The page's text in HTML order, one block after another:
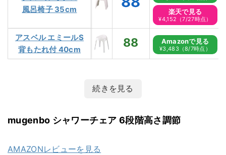
風呂椅子 35cm
楽天で見る
¥4,152（7/27時点）
アスベル エミールS
背もたれ付 40cm
88 Amazonで見る
¥3,483（8/7時点）
続きを見る
mugenbo シャワーチェア 6段階高さ調節
AMAZONレビューを見る